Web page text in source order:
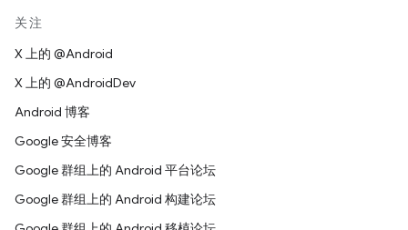
关注
X 上的 @Android
X 上的 @AndroidDev
Android 博客
Google 安全博客
Google 群组上的 Android 平台论坛
Google 群组上的 Android 构建论坛